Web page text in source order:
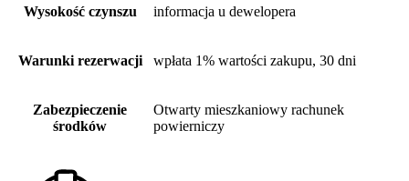
Wysokość czynszu informacja u dewelopera
Warunki rezerwacji wpłata 1% wartości zakupu, 30 dni
Zabezpieczenie
środków
Otwarty mieszkaniowy rachunek
powierniczy